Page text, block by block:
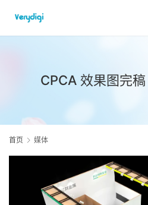
CPCA 效果图完
首页 媒体